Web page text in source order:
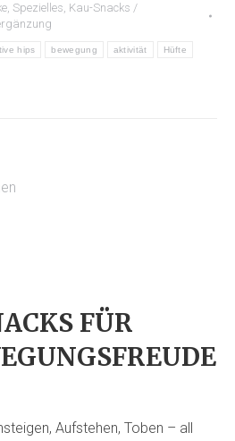
, Spezielles, Kau-Snacks /
hips bewegung aktivität Hüfte
FÜR
Aufstehen, Toben – all